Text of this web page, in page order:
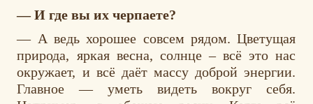
— И где вы их черпаете?
— А ведь хорошее совсем рядом. Цветущая
природа, яркая весна, солнце – всё это нас
окружает, и всё даёт массу доброй энергии.
Главное — уметь видеть вокруг себя.